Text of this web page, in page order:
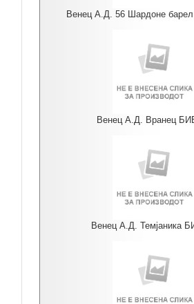
Венец А.Д. 56 Шардоне
Венец А.Д. Вранец
Венец А.Д. Темјаника